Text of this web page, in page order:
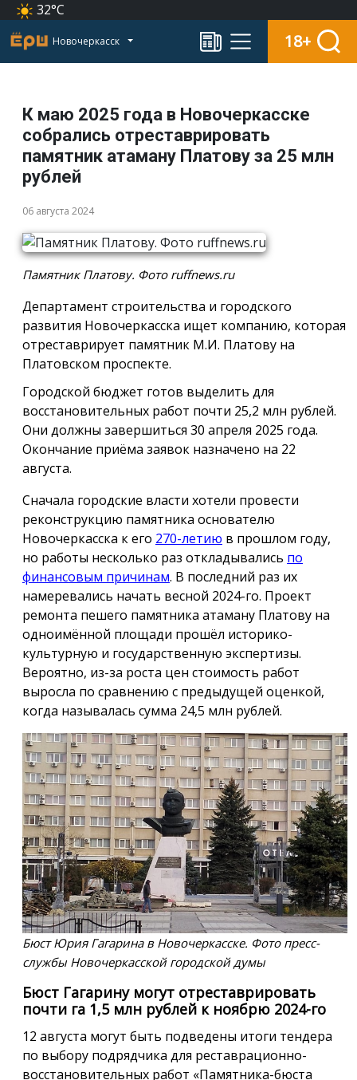
32°C
Новочеркасск 18+
К маю 2025 года в Новочеркасске
собрались отреставрировать
памятник атаману Платову за 25 млн
рублей
06 августа 2024
Памятник Платову. Фото ruffnews.ru
Департамент строительства и городского
развития Новочеркасска ищет компанию, которая
отреставрирует памятник М.И. Платову на
Платовском проспекте.
Городской бюджет готов выделить для
восстановительных работ почти 25,2 млн рублей.
Они должны завершиться 30 апреля 2025 года.
Окончание приёма заявок назначено на 22
августа.
Сначала городские власти хотели провести
реконструкцию памятника основателю
Новочеркасска к его 270-летию в прошлом году,
но работы несколько раз откладывались по
финансовым причинам. В последний раз их
намеревались начать весной 2024-го. Проект
ремонта пешего памятника атаману Платову на
одноимённой площади прошёл историко-
культурную и государственную экспертизы.
Вероятно, из-за роста цен стоимость работ
выросла по сравнению с предыдущей оценкой,
когда называлась сумма 24,5 млн рублей.
Бюст Юрия Гагарина в Новочеркасске. Фото пресс-
службы Новочеркасской городской думы
Бюст Гагарину могут отреставрировать
почти га 1,5 млн рублей к ноябрю 2024-го
12 августа могут быть подведены итоги тендера
по выбору подрядчика для реставрационно-
восстановительных работ «Памятника-бюста